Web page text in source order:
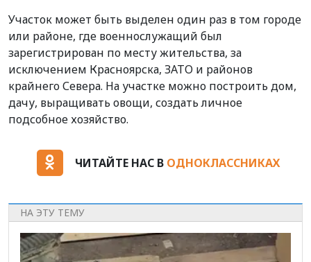
Участок может быть выделен один раз в том городе
или районе, где военнослужащий был
зарегистрирован по месту жительства, за
исключением Красноярска, ЗАТО и районов
крайнего Севера. На участке можно построить дом,
дачу, выращивать овощи, создать личное
подсобное хозяйство.
ЧИТАЙТЕ НАС В ОДНОКЛАССНИКАХ
НА ЭТУ ТЕМУ